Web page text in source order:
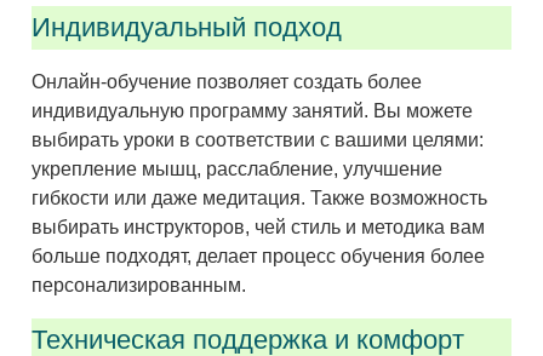
Индивидуальный подход
Онлайн-обучение позволяет создать более
индивидуальную программу занятий. Вы можете
выбирать уроки в соответствии с вашими целями:
укрепление мышц, расслабление, улучшение
гибкости или даже медитация. Также возможность
выбирать инструкторов, чей стиль и методика вам
больше подходят, делает процесс обучения более
персонализированным.
Техническая поддержка и комфорт